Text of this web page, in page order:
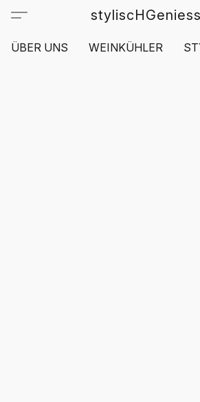
ÜBER UNS WEINKÜHLER